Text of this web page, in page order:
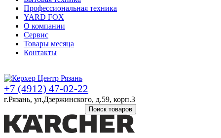
Профессиональная техника
YARD FOX
О компании
Сервис
Товары месяца
Контакты
+7 (4912) 47-02-22
г.Рязань, ул.Дзержинского, д.59, корп.3
Поиск товаров